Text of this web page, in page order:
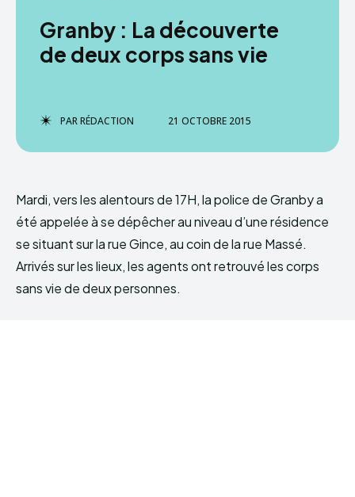
Granby : La découverte
de deux corps sans vie
PARRÉDACTION 21 OCTOBRE 2015
Mardi, vers les alentours de 17H, la police de Granby a
été appelée à se dépêcher au niveau d’une résidence
se situant sur la rue Gince, au coin de la rue Massé.
Arrivés sur les lieux, les agents ont retrouvé les corps
sans vie de deux personnes.